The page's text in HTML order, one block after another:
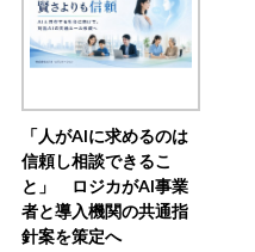
「人がAIに求めるのは
信頼し相談できるこ
と」 ロジカがAI事業
者と導入機関の共通指
針案を策定へ